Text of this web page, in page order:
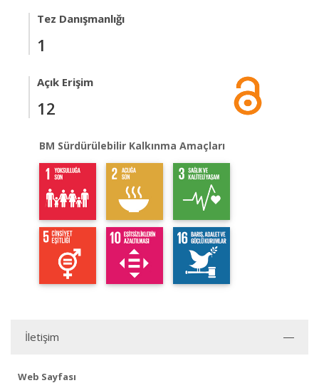
Tez Danışmanlığı
1
Açık Erişim
12
BM Sürdürülebilir Kalkınma Amaçları
İletişim
Web Sayfası